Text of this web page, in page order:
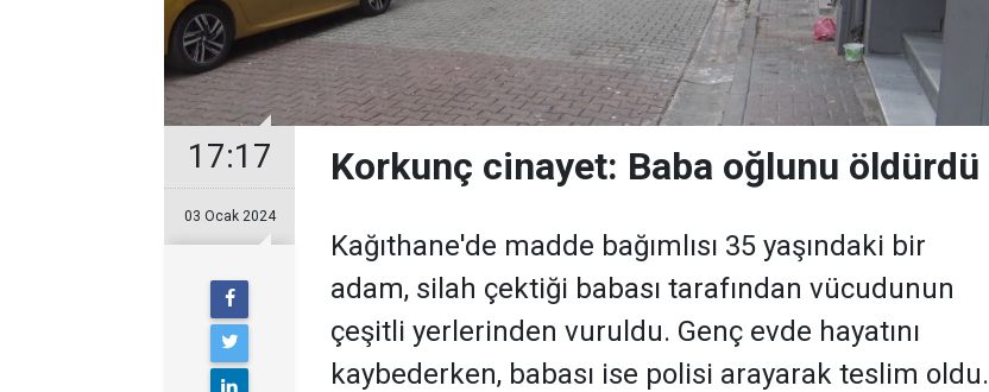
17:17
03 Ocak 2024
Korkunç cinayet: Baba oğlunu öldürdü
Kağıthane'de madde bağımlısı 35 yaşındaki bir
adam, silah çektiği babası tarafından vücudunun
çeşitli yerlerinden vuruldu. Genç evde hayatını
kaybederken, babası ise polisi arayarak teslim oldu.